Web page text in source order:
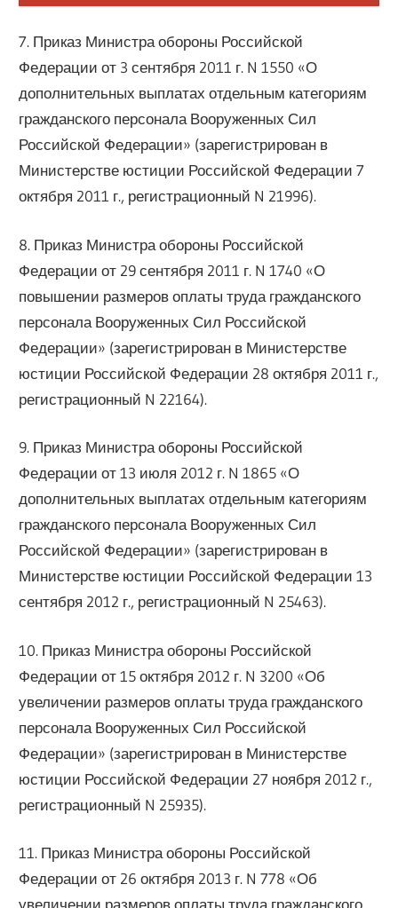
7. Приказ Министра обороны Российской
Федерации от 3 сентября 2011 г. N 1550 «О
дополнительных выплатах отдельным категориям
гражданского персонала Вооруженных Сил
Российской Федерации» (зарегистрирован в
Министерстве юстиции Российской Федерации 7
октября 2011 г., регистрационный N 21996).
8. Приказ Министра обороны Российской
Федерации от 29 сентября 2011 г. N 1740 «О
повышении размеров оплаты труда гражданского
персонала Вооруженных Сил Российской
Федерации» (зарегистрирован в Министерстве
юстиции Российской Федерации 28 октября 2011 г.,
регистрационный N 22164).
9. Приказ Министра обороны Российской
Федерации от 13 июля 2012 г. N 1865 «О
дополнительных выплатах отдельным категориям
гражданского персонала Вооруженных Сил
Российской Федерации» (зарегистрирован в
Министерстве юстиции Российской Федерации 13
сентября 2012 г., регистрационный N 25463).
10. Приказ Министра обороны Российской
Федерации от 15 октября 2012 г. N 3200 «Об
увеличении размеров оплаты труда гражданского
персонала Вооруженных Сил Российской
Федерации» (зарегистрирован в Министерстве
юстиции Российской Федерации 27 ноября 2012 г.,
регистрационный N 25935).
11. Приказ Министра обороны Российской
Федерации от 26 октября 2013 г. N 778 «Об